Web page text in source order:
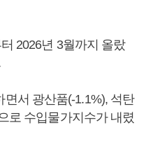
2026년 3월까지 올랐
서 광산품(-1.1%), 석탄
로 수입물가지수가 내렸